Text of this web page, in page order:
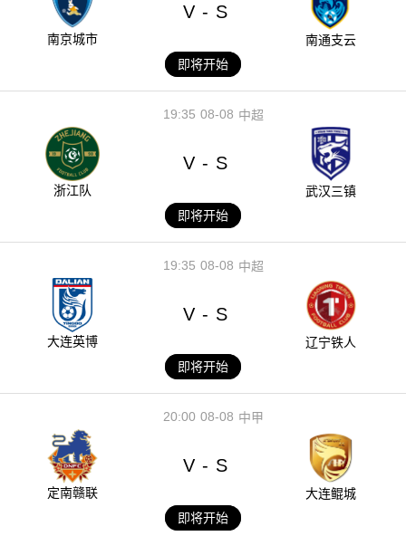
南京城市
V - S
南通支云
即将开始
08-08
19:35 中超
浙江队
V - S
武汉三镇
即将开始
08-08
19:35 中超
大连英博
V - S
辽宁铁人
即将开始
08-08
20:00 中甲
定南赣联
V - S
大连鲲城
即将开始